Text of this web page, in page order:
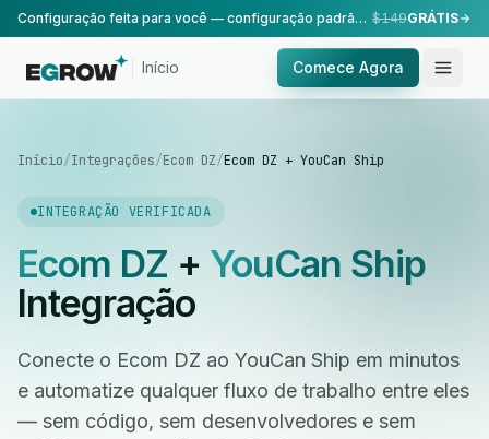
Configuração feita para você — configuração padrão, realizada pela nossa equipe. $149GRÁTIS
Início Comece Agora
Início/Integrações/Ecom DZ/Ecom DZ + YouCan Ship
INTEGRAÇÃO VERIFICADA
Ecom DZ + YouCan Ship
Integração
Conecte o Ecom DZ ao YouCan Ship em minutos
e automatize qualquer fluxo de trabalho entre eles
— sem código, sem desenvolvedores e sem